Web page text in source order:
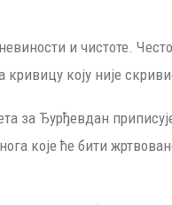
и чистоте.
кривицу коју није
за Ђурђевдан
које ће бити